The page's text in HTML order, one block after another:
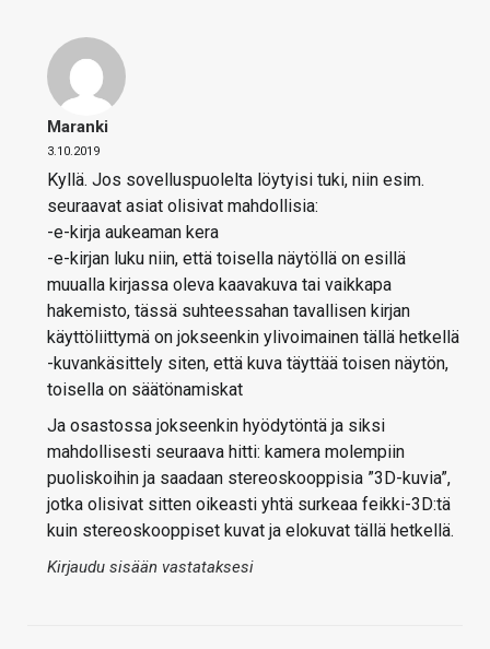
Maranki
3.10.2019
Kyllä. Jos sovelluspuolelta löytyisi tuki, niin esim.
seuraavat asiat olisivat mahdollisia:
-e-kirja aukeaman kera
-e-kirjan luku niin, että toisella näytöllä on esillä
muualla kirjassa oleva kaavakuva tai vaikkapa
hakemisto, tässä suhteessahan tavallisen kirjan
käyttöliittymä on jokseenkin ylivoimainen tällä hetkellä
-kuvankäsittely siten, että kuva täyttää toisen näytön,
toisella on säätönamiskat
Ja osastossa jokseenkin hyödytöntä ja siksi
mahdollisesti seuraava hitti: kamera molempiin
puoliskoihin ja saadaan stereoskooppisia ”3D-kuvia”,
jotka olisivat sitten oikeasti yhtä surkeaa feikki-3D:tä
kuin stereoskooppiset kuvat ja elokuvat tällä hetkellä.
Kirjaudu sisään vastataksesi